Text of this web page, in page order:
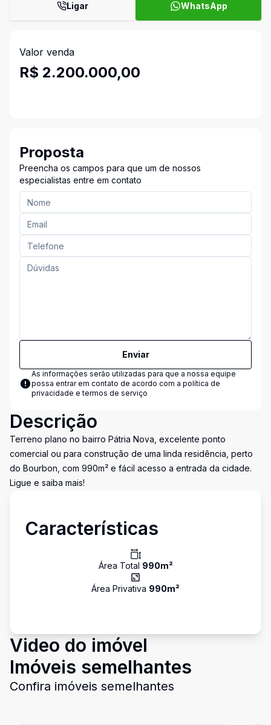
Ligar WhatsApp
Valor venda
R$ 2.200.000,00
Proposta
Preencha os campos para que um de nossos
especialistas entre em contato
Enviar
As informações serão utilizadas para que a nossa equipe
possa entrar em contato de acordo com a política de
privacidade e termos de serviço
Descrição
Terreno plano no bairro Pátria Nova, excelente ponto
comercial ou para construção de uma linda residência, perto
do Bourbon, com 990m² e fácil acesso a entrada da cidade.
Ligue e saiba mais!
Características
Área Total 990m²
Área Privativa 990m²
Video do imóvel
Imóveis semelhantes
Confira imóveis semelhantes